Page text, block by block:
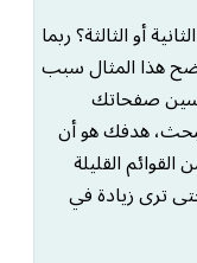
أو الثالثة؟ ربما
هذا المثال سبب
صفحاتك
هدفك هو أن
القليلة
ترى زيادة في